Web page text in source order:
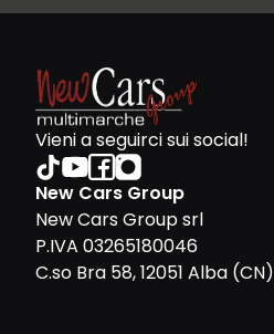
Vieni a seguirci sui social!
New Cars Group
New Cars Group srl
P.IVA 03265180046
C.so Bra 58, 12051 Alba (CN)